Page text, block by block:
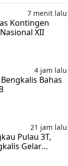
7 menit lalu
Kontingen
XII
4 jam lalu
Bahas
21 jam lalu
Pulau 3T,
Gelar